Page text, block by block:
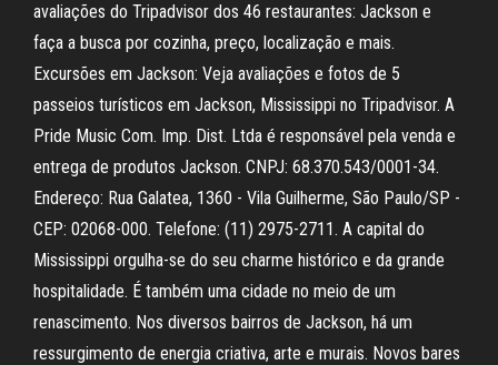
avaliações do Tripadvisor dos 46 restaurantes: Jackson e
faça a busca por cozinha, preço, localização e mais.
Excursões em Jackson: Veja avaliações e fotos de 5
passeios turísticos em Jackson, Mississippi no Tripadvisor. A
Pride Music Com. Imp. Dist. Ltda é responsável pela venda e
entrega de produtos Jackson. CNPJ: 68.370.543/0001-34.
Endereço: Rua Galatea, 1360 - Vila Guilherme, São Paulo/SP -
CEP: 02068-000. Telefone: (11) 2975-2711. A capital do
Mississippi orgulha-se do seu charme histórico e da grande
hospitalidade. É também uma cidade no meio de um
renascimento. Nos diversos bairros de Jackson, há um
ressurgimento de energia criativa, arte e murais. Novos bares